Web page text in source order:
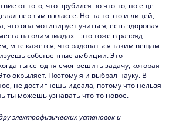
от того, что врубился во что-то, но еще
первым в классе. Но на то это и лицей,
что она мотивирует учиться, есть здоровая
на олимпиадах – это тоже в разряд
мне кажется, что радоваться таким вещам
собственные амбиции. Это
ты сегодня смог решить задачу, которая
окрыляет. Поэтому я и выбрал науку. В
не достигнешь идеала, потому что нельзя
ты можешь узнавать что-то новое.
электрофизических установок и